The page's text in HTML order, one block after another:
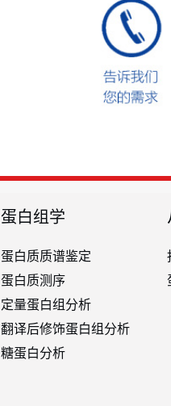
蛋白组学
蛋白质质谱鉴定
蛋白质测序
定量蛋白组分析
翻译后修饰蛋白组分析
糖蛋白分析